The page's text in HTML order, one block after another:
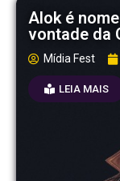
Alok é
vontade da
Mídia Fest
LEIA MAIS